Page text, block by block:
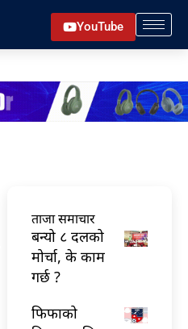
YouTube
ताजा समाचार
बन्यो ८ दलको
मोर्चा, के काम
गर्छ ?
फिफाको